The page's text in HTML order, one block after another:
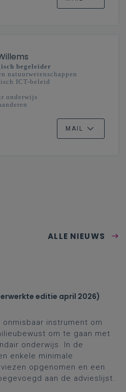
begeleider
natuurwetenschappen
ICT-beleid
onderwijs
MAIL
ALLE NIEUWS
editie april 2026)
onmisbaar instrument om
om te gaan met
onderwijs. In de
enkele minimale
opgenomen en een
aan de advieslijst.